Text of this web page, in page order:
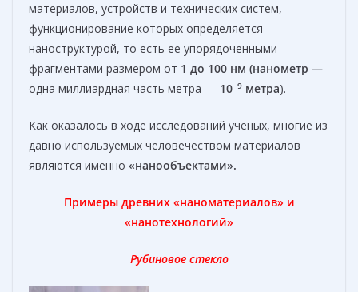
материалов, устройств и технических систем,
функционирование которых определяется
наноструктурой, то есть ее упорядоченными
фрагментами размером от 1 до 100 нм (нанометр —
одна миллиардная часть метра — 10−9 метра).
Как оказалось в ходе исследований учёных, многие из
давно используемых человечеством материалов
являются именно «нанообъектами».
Примеры древних «наноматериалов» и
«нанотехнологий»
Рубиновое стекло